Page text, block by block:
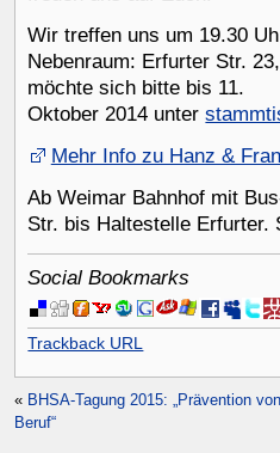
Wir treffen uns um 19.30
Nebenraum: Erfurter Str.
möchte sich bitte bis 11.
Oktober 2014 unter
Mehr Info zu Hanz &
Ab Weimar Bahnhof mit
Str. bis Haltestelle Erfurter.
Social Bookmarks
Trackback URL
« BHSA-Tagung 2015: „Prävention
Beruf“